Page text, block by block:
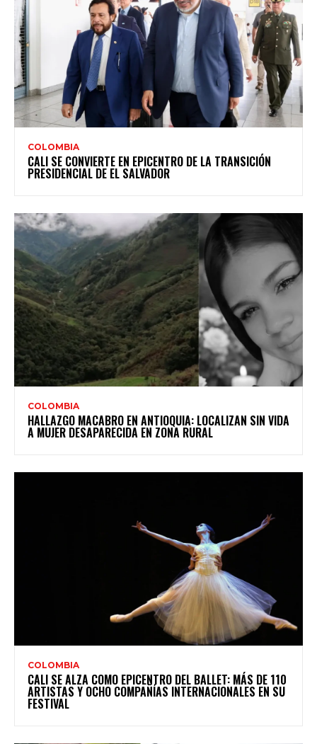
COLOMBIA
CALI SE CONVIERTE EN EPICENTRO DE LA TRANSICIÓN
PRESIDENCIAL DE EL SALVADOR
COLOMBIA
HALLAZGO MACABRO EN ANTIOQUIA: LOCALIZAN SIN VIDA
A MUJER DESAPARECIDA EN ZONA RURAL
COLOMBIA
CALI SE ALZA COMO EPICENTRO DEL BALLET: MÁS DE 110
ARTISTAS Y OCHO COMPAÑÍAS INTERNACIONALES EN SU
FESTIVAL